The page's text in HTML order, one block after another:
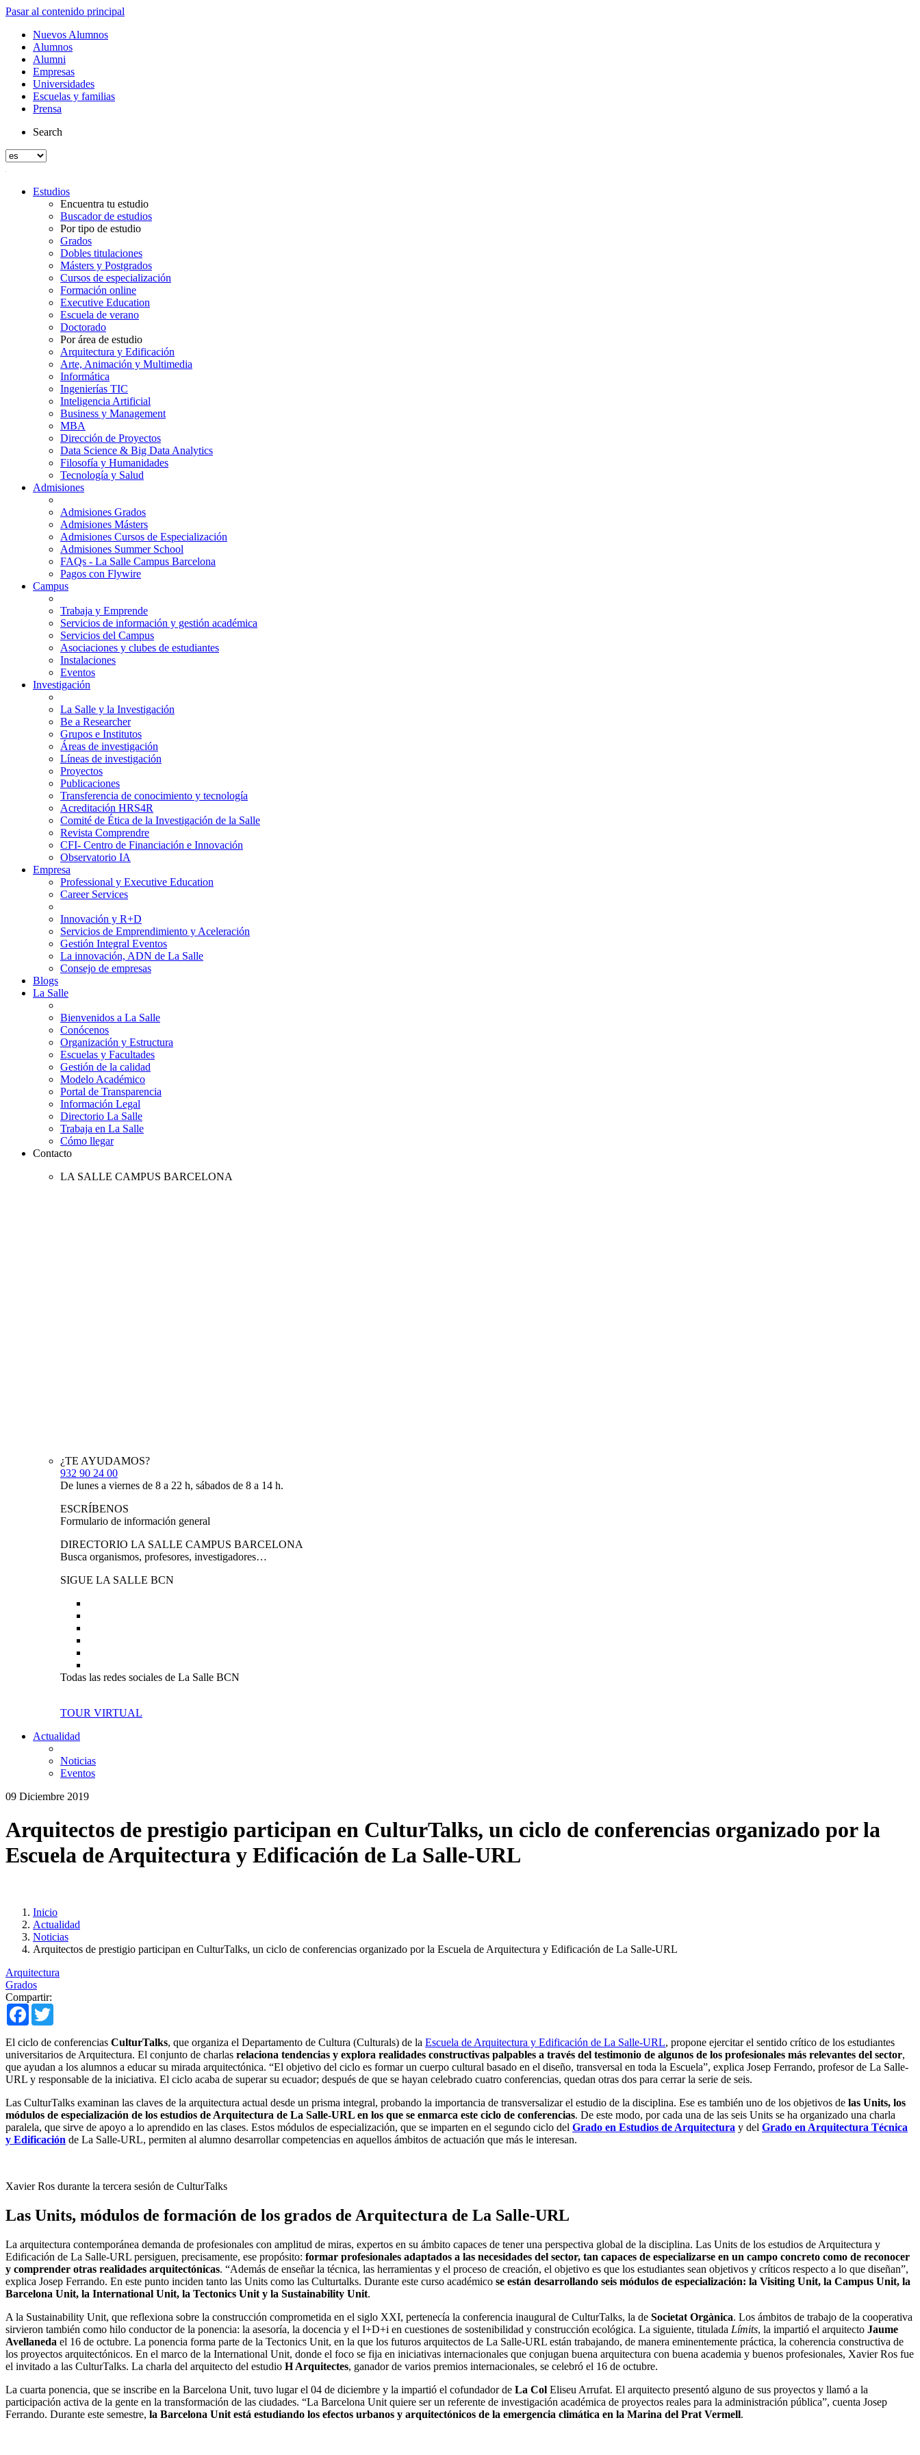
Pasar al contenido principal
Nuevos Alumnos
Alumnos
Alumni
Empresas
Universidades
Escuelas y familias
Prensa
Search
Estudios
Encuentra tu estudio
Buscador de estudios
Por tipo de estudio
Grados
Dobles titulaciones
Másters y Postgrados
Cursos de especialización
Formación online
Executive Education
Escuela de verano
Doctorado
Por área de estudio
Arquitectura y Edificación
Arte, Animación y Multimedia
Informática
Ingenierías TIC
Inteligencia Artificial
Business y Management
MBA
Dirección de Proyectos
Data Science & Big Data Analytics
Filosofía y Humanidades
Tecnología y Salud
Admisiones
Admisiones Grados
Admisiones Másters
Admisiones Cursos de Especialización
Admisiones Summer School
FAQs - La Salle Campus Barcelona
Pagos con Flywire
Campus
Trabaja y Emprende
Servicios de información y gestión académica
Servicios del Campus
Asociaciones y clubes de estudiantes
Instalaciones
Eventos
Investigación
La Salle y la Investigación
Be a Researcher
Grupos e Institutos
Áreas de investigación
Líneas de investigación
Proyectos
Publicaciones
Transferencia de conocimiento y tecnología
Acreditación HRS4R
Comité de Ética de la Investigación de la Salle
Revista Comprendre
CFI- Centro de Financiación e Innovación
Observatorio IA
Empresa
Professional y Executive Education
Career Services
Innovación y R+D
Servicios de Emprendimiento y Aceleración
Gestión Integral Eventos
La innovación, ADN de La Salle
Consejo de empresas
Blogs
La Salle
Bienvenidos a La Salle
Conócenos
Organización y Estructura
Escuelas y Facultades
Gestión de la calidad
Modelo Académico
Portal de Transparencia
Información Legal
Directorio La Salle
Trabaja en La Salle
Cómo llegar
Contacto
LA SALLE CAMPUS BARCELONA
¿TE AYUDAMOS?
932 90 24 00
De lunes a viernes de 8 a 22 h, sábados de 8 a 14 h.
ESCRÍBENOS
Formulario de información general
DIRECTORIO LA SALLE CAMPUS BARCELONA
Busca organismos, profesores, investigadores…
SIGUE LA SALLE BCN
Todas las redes sociales de La Salle BCN
TOUR VIRTUAL
Actualidad
Noticias
Eventos
09 Diciembre 2019
Arquitectos de prestigio participan en CulturTalks, un ciclo de conferencias organizado por la
Escuela de Arquitectura y Edificación de La Salle-URL
Inicio
Actualidad
Noticias
Arquitectos de prestigio participan en CulturTalks, un ciclo de conferencias organizado por la Escuela de Arquitectura y Edificación de La Salle-URL
Arquitectura
Grados
Compartir:
Facebook
El ciclo de conferencias CulturTalks, que organiza el Departamento de Cultura (Culturals) de la Escuela de Arquitectura y Edificación de La Salle-URL, propone ejercitar el sentido crítico de los estudiantes
universitarios de Arquitectura. El conjunto de charlas relaciona tendencias y explora realidades constructivas palpables a través del testimonio de algunos de los profesionales más relevantes del sector,
que ayudan a los alumnos a educar su mirada arquitectónica. “El objetivo del ciclo es formar un cuerpo cultural basado en el diseño, transversal en toda la Escuela”, explica Josep Ferrando, profesor de La Salle-
URL y responsable de la iniciativa. El ciclo acaba de superar su ecuador; después de que se hayan celebrado cuatro conferencias, quedan otras dos para cerrar la serie de seis.
Las CulturTalks examinan las claves de la arquitectura actual desde un prisma integral, probando la importancia de transversalizar el estudio de la disciplina. Ese es también uno de los objetivos de las Units, los
módulos de especialización de los estudios de Arquitectura de La Salle-URL en los que se enmarca este ciclo de conferencias. De este modo, por cada una de las seis Units se ha organizado una charla
paralela, que sirve de apoyo a lo aprendido en las clases. Estos módulos de especialización, que se imparten en el segundo ciclo del Grado en Estudios de Arquitectura y del Grado en Arquitectura Técnica
y Edificación de La Salle-URL, permiten al alumno desarrollar competencias en aquellos ámbitos de actuación que más le interesan.
Xavier Ros durante la tercera sesión de CulturTalks
Las Units, módulos de formación de los grados de Arquitectura de La Salle-URL
La arquitectura contemporánea demanda de profesionales con amplitud de miras, expertos en su ámbito capaces de tener una perspectiva global de la disciplina. Las Units de los estudios de Arquitectura y
Edificación de La Salle-URL persiguen, precisamente, ese propósito: formar profesionales adaptados a las necesidades del sector, tan capaces de especializarse en un campo concreto como de reconocer
y comprender otras realidades arquitectónicas. “Además de enseñar la técnica, las herramientas y el proceso de creación, el objetivo es que los estudiantes sean objetivos y críticos respecto a lo que diseñan”,
explica Josep Ferrando. En este punto inciden tanto las Units como las Culturtalks. Durante este curso académico se están desarrollando seis módulos de especialización: la Visiting Unit, la Campus Unit, la
Barcelona Unit, la International Unit, la Tectonics Unit y la Sustainability Unit.
A la Sustainability Unit, que reflexiona sobre la construcción comprometida en el siglo XXI, pertenecía la conferencia inaugural de CulturTalks, la de Societat Orgànica. Los ámbitos de trabajo de la cooperativa
sirvieron también como hilo conductor de la ponencia: la asesoría, la docencia y el I+D+i en cuestiones de sostenibilidad y construcción ecológica. La siguiente, titulada Límits, la impartió el arquitecto Jaume
Avellaneda el 16 de octubre. La ponencia forma parte de la Tectonics Unit, en la que los futuros arquitectos de La Salle-URL están trabajando, de manera eminentemente práctica, la coherencia constructiva de
los proyectos arquitectónicos. En el marco de la International Unit, donde el foco se fija en iniciativas internacionales que conjugan buena arquitectura con buena academia y buenos profesionales, Xavier Ros fue
el invitado a las CulturTalks. La charla del arquitecto del estudio H Arquitectes, ganador de varios premios internacionales, se celebró el 16 de octubre.
La cuarta ponencia, que se inscribe en la Barcelona Unit, tuvo lugar el 04 de diciembre y la impartió el cofundador de La Col Eliseu Arrufat. El arquitecto presentó alguno de sus proyectos y llamó a la
participación activa de la gente en la transformación de las ciudades. “La Barcelona Unit quiere ser un referente de investigación académica de proyectos reales para la administración pública”, cuenta Josep
Ferrando. Durante este semestre, la Barcelona Unit está estudiando los efectos urbanos y arquitectónicos de la emergencia climática en la Marina del Prat Vermell.